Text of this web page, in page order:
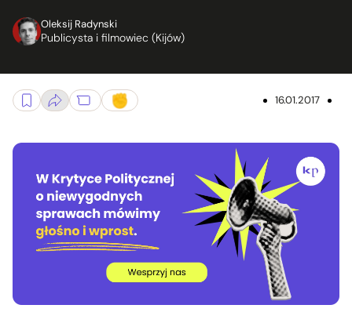
Oleksij Radynski
Publicysta i filmowiec (Kijów)
16.01.2017